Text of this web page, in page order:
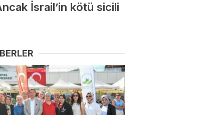
İsrail’in kötü sicili